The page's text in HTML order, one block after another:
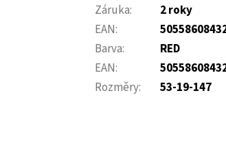
Záruka:
2 roky
EAN:
Barva:
RED
EAN:
Rozměry: 53-19-147